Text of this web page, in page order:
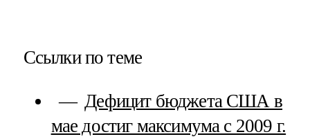
Ссылки по теме
Дефицит бюджета США в
мае достиг максимума с 2009 г.